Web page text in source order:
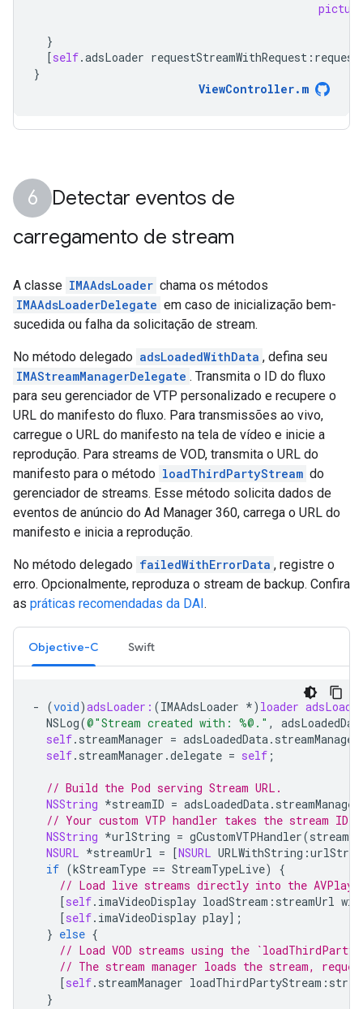
}
[self.adsLoader requestStreamWithRequest : request
}
ViewController. m
Detectar eventos de
carregamento de stream
A classe IMAAdsLoader chama os métodos
IMAAdsLoaderDelegate em caso de inicialização bem-
sucedida ou falha da solicitação de stream.
No método delegado adsLoadedWithData , defina seu
IMAStreamManagerDelegate . Transmita o ID do fluxo
para seu gerenciador de VTP personalizado e recupere o
URL do manifesto do fluxo. Para transmissões ao vivo,
carregue o URL do manifesto na tela de vídeo e inicie a
reprodução. Para streams de VOD, transmita o URL do
manifesto para o método loadThirdPartyStream do
gerenciador de streams. Esse método solicita dados de
eventos de anúncio do Ad Manager 360, carrega o URL do
manifesto e inicia a reprodução.
No método delegado failedWithErrorData , registre o
erro. Opcionalmente, reproduza o stream de backup. Confira
as práticas recomendadas da DAI.
Objective-C Swift
- (void)adsLoader: (IMAAdsLoader *) loader
NSLog(@"Stream created with: %@." ,
self. streamManager = adsLoadedData. streamManager
self. streamManager .delegate = self ;
// Build the Pod serving Stream URL.
NSString *streamID = adsLoadedData. streamManager
// Your custom VTP handler takes the stream ID
NSString *urlString = gCustomVTPHandler(streamID
NSURL *streamUrl = [NSURL URLWithString :
if (kStreamType == StreamTypeLive)
{
// Load live streams directly into the
[self. imaVideoDisplay loadStream : streamUrl
[self. imaVideoDisplay play];
} else {
// Load VOD streams using the
// The stream manager loads the stream,
[self. streamManager loadThirdPartyStream :
}